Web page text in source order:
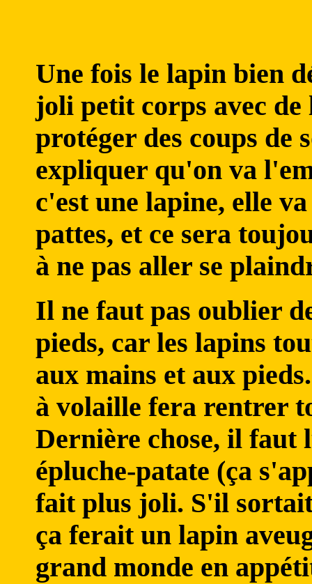
Une fois le lapin bien
joli petit corps avec
protéger des coups
expliquer qu'on va
c'est une lapine, elle
pattes, et ce sera
à ne pas aller se
Il ne faut pas oublier
pieds, car les lapins
aux mains et aux
à volaille fera rentrer
Dernière chose, il faut
épluche-patate (ça
fait plus joli. S'il
ça ferait un lapin
grand monde en